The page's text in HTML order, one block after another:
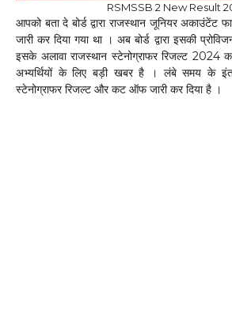
RSMSSB 2 New Result
आपको बता दे बोर्ड द्वारा राजस्थान जूनियर अकाउंटेंट
जारी कर दिया गया था । अब बोर्ड द्वारा इसकी
इसके अलावा राजस्थान स्टेनोग्राफर रिजल्ट 2024
अभ्यर्थियों के लिए बड़ी खबर है । लंबे समय के
स्टेनोग्राफर रिजल्ट और कट ऑफ जारी कर दिया है ।